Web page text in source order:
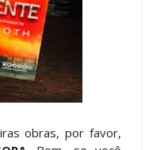
obras, por favor,